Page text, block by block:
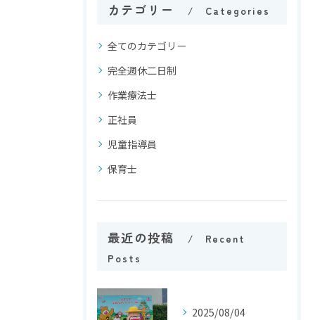
カテゴリー Categories
全てのカテゴリー
完全週休二日制
作業療法士
正社員
児童指導員
保育士
最近の投稿
Recent
Posts
2025/08/04